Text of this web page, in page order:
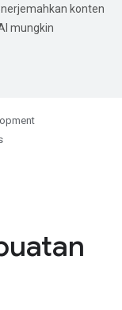
konten
mungkin